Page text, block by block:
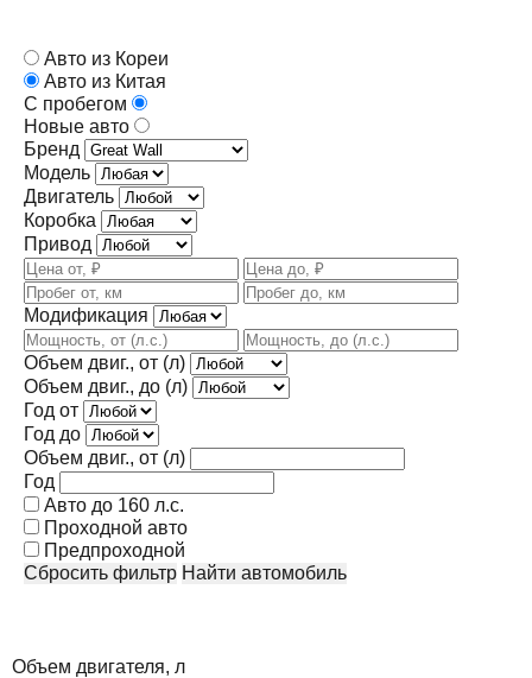
Авто из Кореи
Авто из Китая
С пробегом
Новые авто
Бренд
Модель
Двигатель
Коробка
Привод
Модификация
Объем двиг., от (л)
Объем двиг., до (л)
Год от
Год до
Объем двиг., от (л)
Год
Авто до 160 л.с.
Проходной авто
Предпроходной
Сбросить фильтр
Найти автомобиль
Объем двигателя, л